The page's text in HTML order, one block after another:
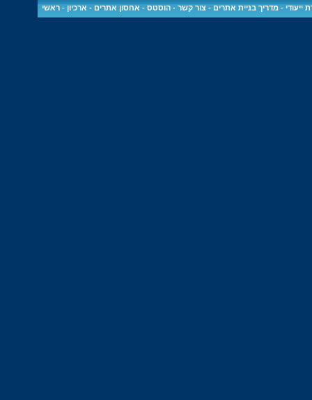
ייעודי -מדריך בניית אתרים -צור קשר -הוסטס - אחסון אתרים - ארכיון -ראשי